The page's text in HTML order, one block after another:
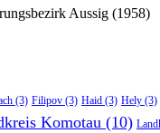
Aussig (1958)
(3) Filipov (3) Haid (3) Hely (3)
Komotau (10)